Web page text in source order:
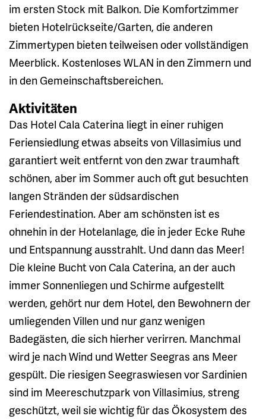
im ersten Stock mit Balkon. Die Komfortzimmer
bieten Hotelrückseite/Garten, die anderen
Zimmertypen bieten teilweisen oder vollständigen
Meerblick. Kostenloses WLAN in den Zimmern und
in den Gemeinschaftsbereichen.
Aktivitäten
Das Hotel Cala Caterina liegt in einer ruhigen
Feriensiedlung etwas abseits von Villasimius und
garantiert weit entfernt von den zwar traumhaft
schönen, aber im Sommer auch oft gut besuchten
langen Stränden der südsardischen
Feriendestination. Aber am schönsten ist es
ohnehin in der Hotelanlage, die in jeder Ecke Ruhe
und Entspannung ausstrahlt. Und dann das Meer!
Die kleine Bucht von Cala Caterina, an der auch
immer Sonnenliegen und Schirme aufgestellt
werden, gehört nur dem Hotel, den Bewohnern der
umliegenden Villen und nur ganz wenigen
Badegästen, die sich hierher verirren. Manchmal
wird je nach Wind und Wetter Seegras ans Meer
gespült. Die riesigen Seegraswiesen vor Sardinien
sind im Meereschutzpark von Villasimius, streng
geschützt, weil sie wichtig für das Ökosystem des